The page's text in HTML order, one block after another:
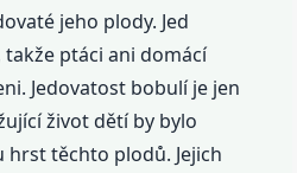
jeho plody. Jed
takže ptáci ani domácí
Jedovatost bobulí je jen
život dětí by bylo
těchto plodů. Jejich